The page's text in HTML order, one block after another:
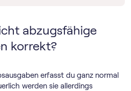
abzugsfähige
korrekt?
erfasst du ganz normal
werden sie allerdings